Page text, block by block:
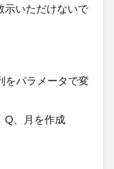
示いただけないで
Q、月を作成